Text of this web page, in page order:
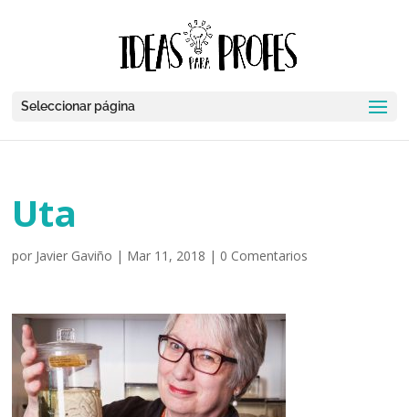
Seleccionar página
Uta
por Javier Gaviño | Mar 11, 2018 | 0 Comentarios